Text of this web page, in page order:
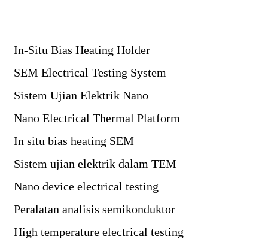
In-Situ Bias Heating Holder
SEM Electrical Testing System
Sistem Ujian Elektrik Nano
Nano Electrical Thermal Platform
In situ bias heating SEM
Sistem ujian elektrik dalam TEM
Nano device electrical testing
Peralatan analisis semikonduktor
High temperature electrical testing